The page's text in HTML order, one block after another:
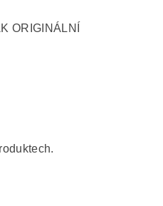
ORIGINÁLNÍ